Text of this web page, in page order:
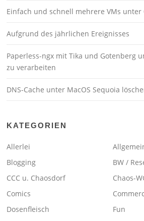
Einfach und schnell mehrere VMs
Aufgrund des jährlichen Ereignisses
Paperless-ngx mit Tika und Gotenberg
zu verarbeiten
DNS-Cache unter MacOS Sequoia
KATEGORIEN
Allerlei
Blogging
BW /
CCC u. Chaosdorf
Chaos-
Comics
Dosenfleisch
Fun